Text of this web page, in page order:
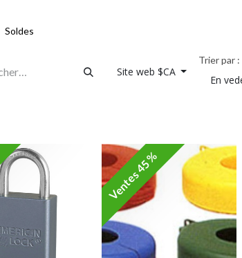
Soldes
Site web $CA
Trier par :
En
Ventes 45 %